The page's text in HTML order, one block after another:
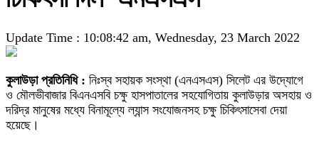
Update Time : 10:08:42 am, Wednesday, 23 March 2022
কুলাউড়া প্রতিনিধি : নিঃস্ব সহায়ক সংস্থা (এনএসএস) সিলেট এর উদ্যোগে
ও মৌলভীবাজার বিএনএসবি চক্ষু হাসপাতালের সহযোগিতায় কুলাউড়ার অসহায় ও
দরিদ্র মানুষের মধ্যে বিনামূল্যে ল্যান্স সংযোজনসহ চক্ষু চিকিৎসাসেবা দেয়া
হয়েছে।